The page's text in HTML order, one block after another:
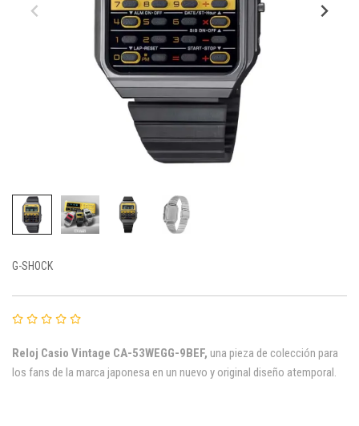
G-SHOCK
Reloj Casio Vintage CA-53WEGG-9BEF, una pieza de colección para
los fans de la marca japonesa en un nuevo y original diseño atemporal.